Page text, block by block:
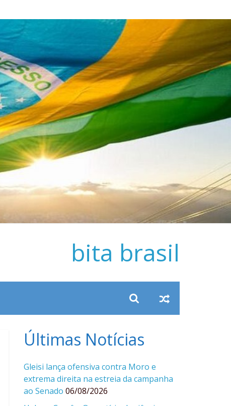
bita brasil
Últimas Notícias
Gleisi lança ofensiva contra Moro e
extrema direita na estreia da campanha
ao Senado 06/08/2026